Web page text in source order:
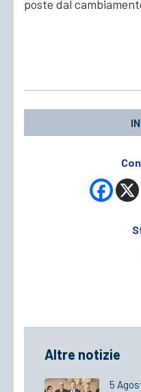
poste dal
Altre notizie
5